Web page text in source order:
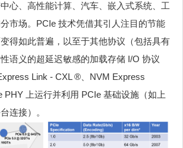
心、高性能计算、汽车、嵌入式系统、工
市场。PCIe 技术凭借其引人注目的节能
得如此普遍，以至于其他协议（包括具有
语义的超延迟敏感的加载存储 I/O 协议
Link - CXL ®、NVM Express
PHY 上运行并利用 PCIe 基础设施（如上
连接）。